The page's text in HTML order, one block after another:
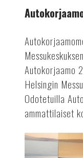
Autokorjaamo
Helsingin
Odotetuilla
ammattilaiset
Sähköautoalalle
osaamista